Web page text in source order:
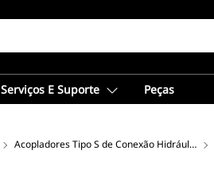
Serviços E Suporte Peças
Acopladores Tipo S de Conexão Hidráulica